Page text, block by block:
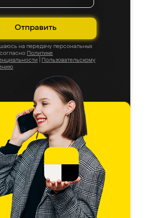
Отправить
на передачу персональных
Политике
Пользовательскому